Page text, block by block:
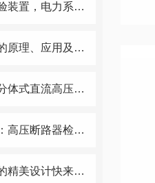
三倍频感应耐压试验装置，电力系统测试的重要工具
雷电计数器测试仪的原理、应用及注意事项
从实验室到现场：分体式直流高压发生器——电力检测领域的新宠
开关动特性测试仪：高压断路器检测的得力助手
三相电能表效验仪的精美设计快来看看